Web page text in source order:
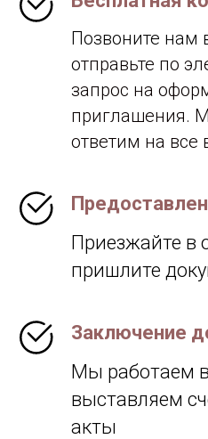
Позвоните нам
отправьте по
запрос на
приглашения.
ответим на все
Приезжайте в
пришлите
Заключение
Мы работаем
выставляем
акты